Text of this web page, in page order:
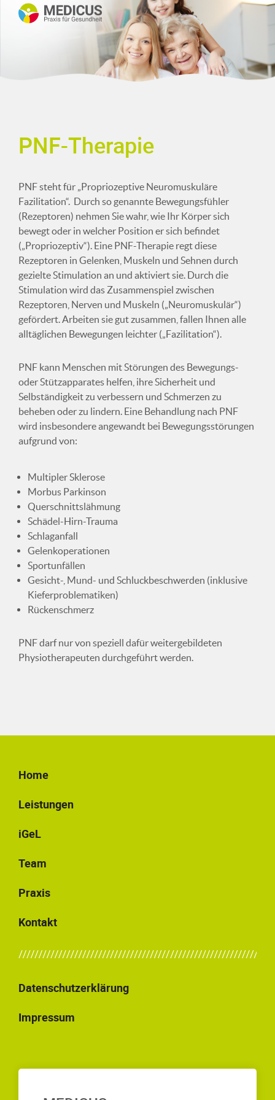
PNF-Therapie
PNF steht für „Propriozeptive Neuromuskuläre
Fazilitation“. Durch so genannte Bewegungsfühler
(Rezeptoren) nehmen Sie wahr, wie Ihr Körper sich
bewegt oder in welcher Position er sich befindet
(„Propriozeptiv“). Eine PNF-Therapie regt diese
Rezeptoren in Gelenken, Muskeln und Sehnen durch
gezielte Stimulation an und aktiviert sie. Durch die
Stimulation wird das Zusammenspiel zwischen
Rezeptoren, Nerven und Muskeln („Neuromuskulär“)
gefördert. Arbeiten sie gut zusammen, fallen Ihnen alle
alltäglichen Bewegungen leichter („Fazilitation“).
PNF kann Menschen mit Störungen des Bewegungs-
oder Stützapparates helfen, ihre Sicherheit und
Selbständigkeit zu verbessern und Schmerzen zu
beheben oder zu lindern. Eine Behandlung nach PNF
wird insbesondere angewandt bei Bewegungsstörungen
aufgrund von:
Multipler Sklerose
Morbus Parkinson
Querschnittslähmung
Schädel-Hirn-Trauma
Schlaganfall
Gelenkoperationen
Sportunfällen
Gesicht-, Mund- und Schluckbeschwerden (inklusive
Kieferproblematiken)
Rückenschmerz
PNF darf nur von speziell dafür weitergebildeten
Physiotherapeuten durchgeführt werden.
Home
Leistungen
iGeL
Team
Praxis
Kontakt
Datenschutzerklärung
Impressum